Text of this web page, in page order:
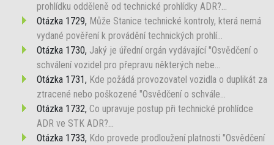
prohlídku odděleně od technické prohlídky ADR?...
Otázka 1729, Může Stanice technické kontroly, která nemá
vydané pověření k provádění technických prohlí...
Otázka 1730, Jaký je úřední orgán vydávající "Osvědčení o
schválení vozidel pro přepravu některých nebe...
Otázka 1731, Kde požádá provozovatel vozidla o duplikát za
ztracené nebo poškozené "Osvědčení o schvále...
Otázka 1732, Co upravuje postup při technické prohlídce
ADR ve STK ADR?...
Otázka 1733, Kdo provede prodloužení platnosti "Osvědčení